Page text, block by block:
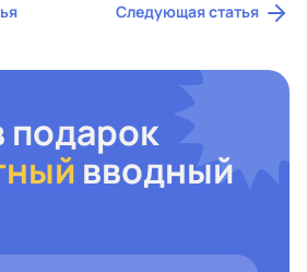
Следующая статья
подарок
вводный